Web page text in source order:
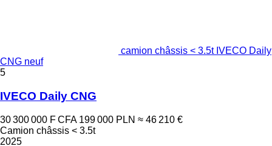
camion châssis < 3.5t IVECO Daily
CNG neuf
5
IVECO Daily CNG
30 300 000 F CFA 199 000 PLN ≈ 46 210 €
Camion châssis < 3.5t
2025